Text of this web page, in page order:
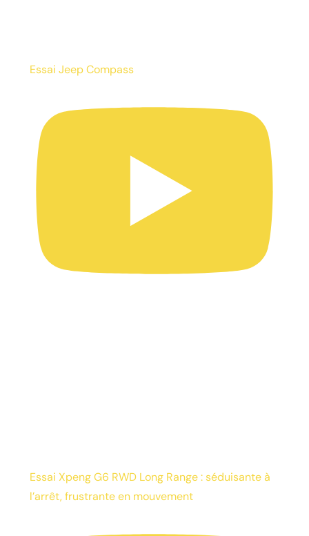
Essai Jeep Compass
Essai Xpeng G6 RWD Long Range : séduisante à
l’arrêt, frustrante en mouvement